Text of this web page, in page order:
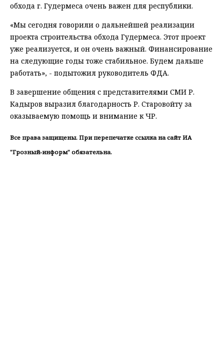
обхода г. Гудермеса очень важен для республики.
«Мы сегодня говорили о дальнейшей реализации
проекта строительства обхода Гудермеса. Этот проект
уже реализуется, и он очень важный. Финансирование
на следующие годы тоже стабильное. Будем дальше
работать», - подытожил руководитель ФДА.
В завершение общения с представителями СМИ Р.
Кадыров выразил благодарность Р. Старовойту за
оказываемую помощь и внимание к ЧР.
Все права защищены. При перепечатке ссылка на сайт ИА
"Грозный-информ" обязательна.